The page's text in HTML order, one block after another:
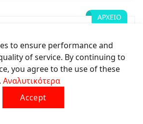
ΑΡΧΕΊΟ
to ensure performance and
of service. By continuing to
you agree to the use of these
Αναλυτικότερα
Accept